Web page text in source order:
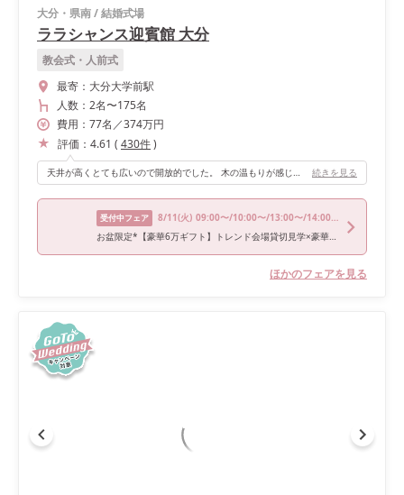
大分・県南/結婚式場
ララシャンス迎賓館 大分
教会式・人前式
最寄： 大分大学前駅
人数： 2名〜175名
費用： 77名 ／374万円
評価： 4.61 ( 430件)
天井が高くとても広いので開放的でした。 木の温もりが感じられる、全国的にも数少ない木造のチャペルです！ また、チャペルの扉前までお母さんと歩けるマザーロードがありました。 続きを見る
受付中フェア 8/11(火) 09:00〜/10:00〜/13:00〜/14:00〜/18:00〜
お盆限定*【豪華6万ギフト】トレンド会場貸切見学×豪華3万試食
ほかのフェアを見る